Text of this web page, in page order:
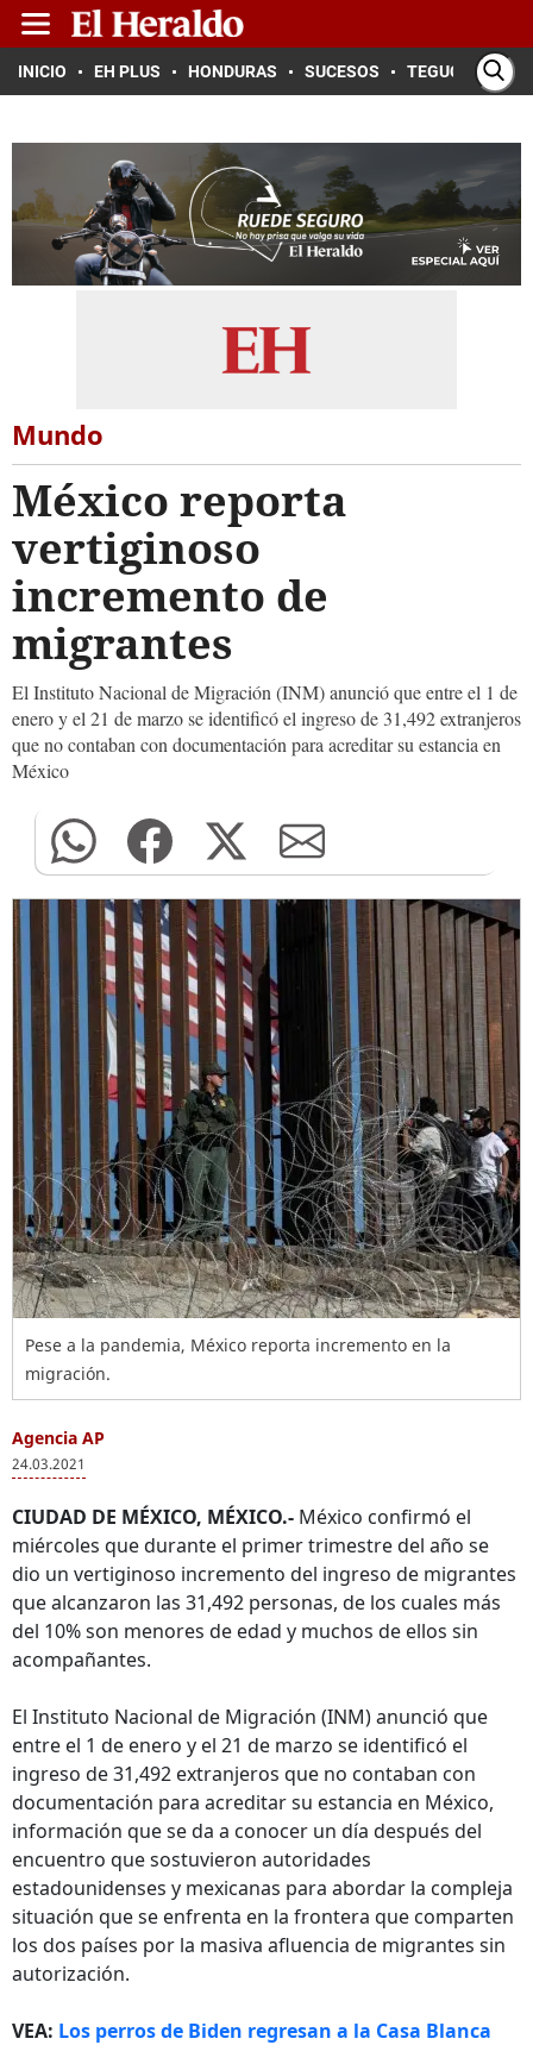
INICIO EH PLUS HONDURAS SUCESOS TEGUCIGALPA
Mundo
México reporta
vertiginoso
incremento de
migrantes
El Instituto Nacional de Migración (INM) anunció que entre el 1 de
enero y el 21 de marzo se identificó el ingreso de 31,492 extranjeros
que no contaban con documentación para acreditar su estancia en
México
Pese a la pandemia, México reporta incremento en la
migración.
Agencia AP
24.03.2021
CIUDAD DE MÉXICO, MÉXICO.- México confirmó el
miércoles que durante el primer trimestre del año se
dio un vertiginoso incremento del ingreso de migrantes
que alcanzaron las 31,492 personas, de los cuales más
del 10% son menores de edad y muchos de ellos sin
acompañantes.
El Instituto Nacional de Migración (INM) anunció que
entre el 1 de enero y el 21 de marzo se identificó el
ingreso de 31,492 extranjeros que no contaban con
documentación para acreditar su estancia en México,
información que se da a conocer un día después del
encuentro que sostuvieron autoridades
estadounidenses y mexicanas para abordar la compleja
situación que se enfrenta en la frontera que comparten
los dos países por la masiva afluencia de migrantes sin
autorización.
VEA: Los perros de Biden regresan a la Casa Blanca